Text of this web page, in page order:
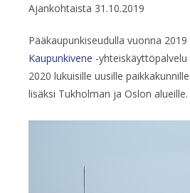
Ajankohtaista 31.10.2019
Pääkaupunkiseudulla vuonna
Kaupunkivene -
2020 lukuisille uusille
lisäksi Tukholman ja Oslon alueille.